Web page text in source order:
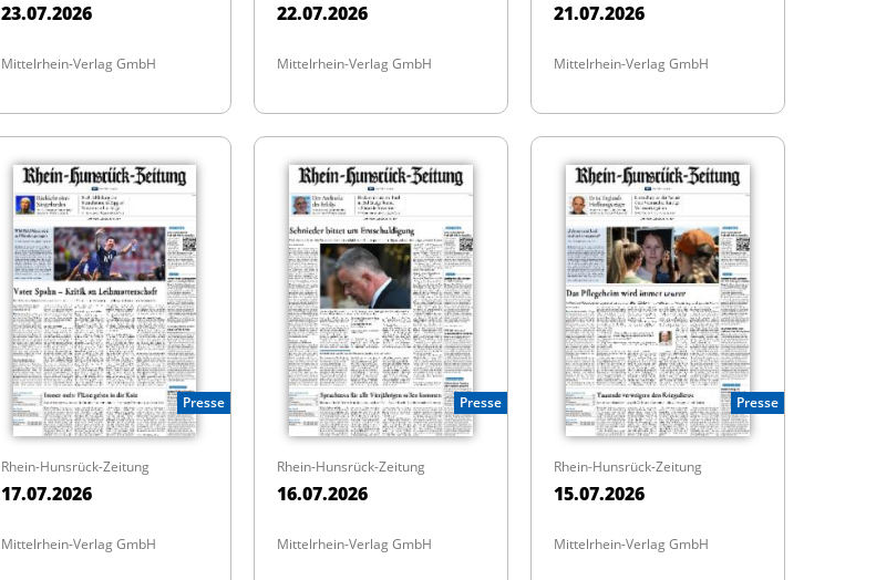
23.07.2026
Mittelrhein-Verlag GmbH
22.07.2026
Mittelrhein-Verlag GmbH
21.07.2026
Mittelrhein-Verlag GmbH
Presse
Rhein-Hunsrück-Zeitung
17.07.2026
Mittelrhein-Verlag GmbH
Presse
Rhein-Hunsrück-Zeitung
16.07.2026
Mittelrhein-Verlag GmbH
Presse
Rhein-Hunsrück-Zeitung
15.07.2026
Mittelrhein-Verlag GmbH